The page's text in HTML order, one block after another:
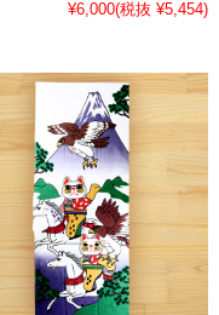
¥6,000(税抜 ¥5,454)